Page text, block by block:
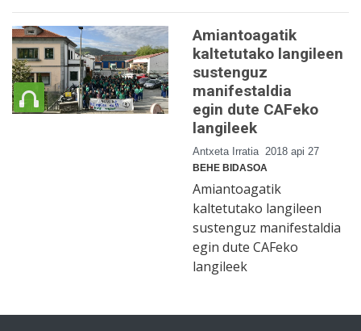
Amiantoagatik
kaltetutako langileen
sustenguz
manifestaldia
egin dute CAFeko
langileek
Antxeta Irratia 2018 api 27
BEHE BIDASOA
Amiantoagatik
kaltetutako langileen
sustenguz manifestaldia
egin dute CAFeko
langileek